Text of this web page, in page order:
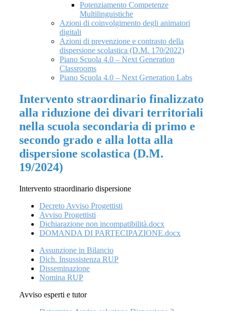
Potenziamento Competenze
Multilinguistiche
Azioni di coinvolgimento degli animatori
digitali
Azioni di prevenzione e contrasto della
dispersione scolastica (D.M. 170/2022)
Piano Scuola 4.0 – Next Generation
Classrooms
Piano Scuola 4.0 – Next Generation Labs
Intervento straordinario finalizzato
alla riduzione dei divari territoriali
nella scuola secondaria di primo e
secondo grado e alla lotta alla
dispersione scolastica (D.M.
19/2024)
Intervento straordinario dispersione
Decreto Avviso Progettisti
Avviso Progettisti
Dichiarazione non incompatibilità.docx
DOMANDA DI PARTECIPAZIONE.docx
Assunzione in Bilancio
Dich. Insussistenza RUP
Disseminazione
Nomina RUP
Avviso esperti e tutor